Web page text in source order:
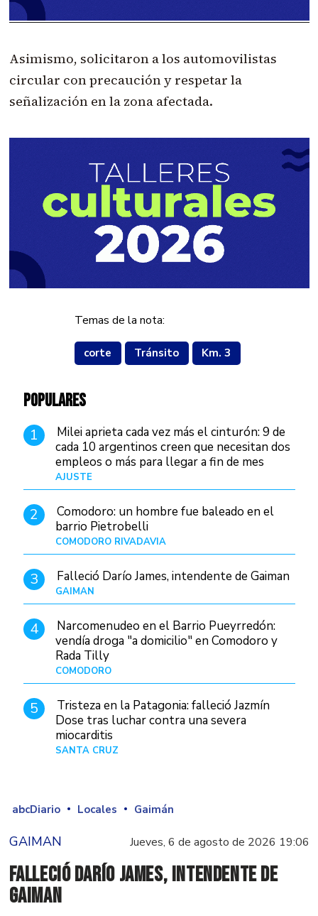
Asimismo, solicitaron a los automovilistas
circular con precaución y respetar la
señalización en la zona afectada.
Temas de la nota:
corte Tránsito Km. 3
POPULARES
1
Milei aprieta cada vez más el cinturón: 9 de
cada 10 argentinos creen que necesitan dos
empleos o más para llegar a fin de mes
AJUSTE
2
Comodoro: un hombre fue baleado en el
barrio Pietrobelli
COMODORO RIVADAVIA
3 Falleció Darío James, intendente de Gaiman
GAIMAN
4
Narcomenudeo en el Barrio Pueyrredón:
vendía droga "a domicilio" en Comodoro y
Rada Tilly
COMODORO
5
Tristeza en la Patagonia: falleció Jazmín
Dose tras luchar contra una severa
miocarditis
SANTA CRUZ
abcDiario Locales Gaimán
GAIMAN Jueves, 6 de agosto de 2026 19:06
Falleció Darío James, intendente de
Gaiman